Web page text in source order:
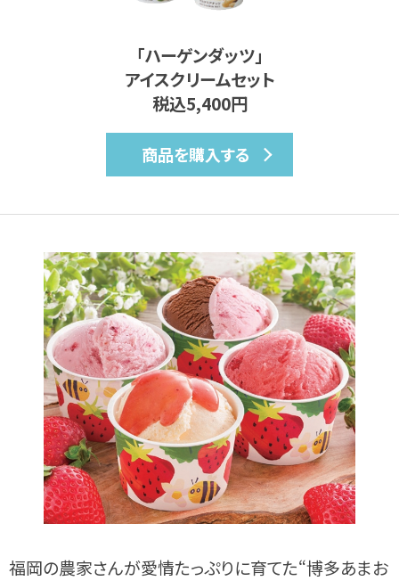
｢ハーゲンダッツ｣
アイスクリームセット
税込5,400円
商品を購入する
福岡の農家さんが愛情たっぷりに育てた“博多あまお